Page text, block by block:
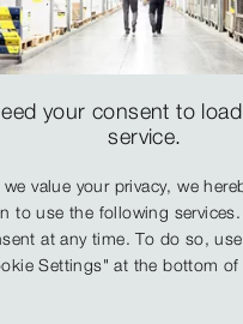
your consent to
service.
we value your privacy, we
to use the following
at any time. To do so,
Settings" at the bottom of